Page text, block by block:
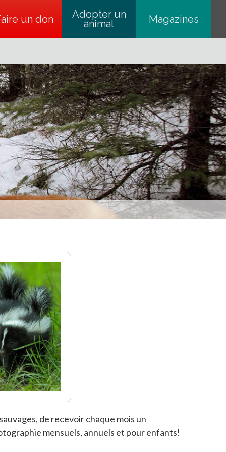
un don
s’ouvre dans un nouvel onglet
Adopter un
animal Magazines
de recevoir chaque mois un
mensuels, annuels et pour enfants!